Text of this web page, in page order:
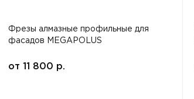
Фрезы алмазные профильные для
фасадов MEGAPOLUS
от 11 800 р.